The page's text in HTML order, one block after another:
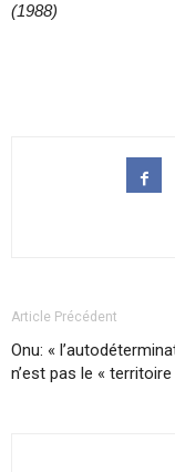
(1988)
Article Précédent
Onu: «
n’est pas le « territoire